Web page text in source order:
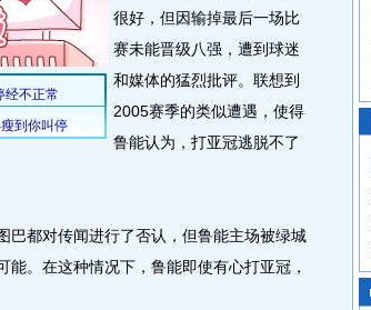
很好，但因输掉最后一场比
赛未能晋级八强，遭到球迷
和媒体的猛烈批评。联想到
2005赛季的类似遭遇，使得
鲁能认为，打亚冠逃脱不了
都对传闻进行了否认，但鲁能主场被绿城
。在这种情况下，鲁能即使有心打亚冠，